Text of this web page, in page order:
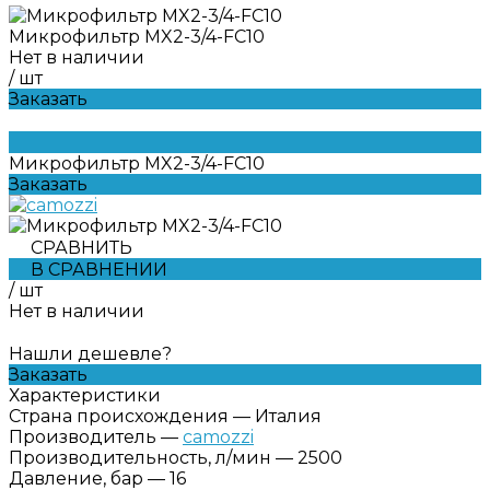
Микрофильтр MX2-3/4-FC10
Нет в наличии
/ шт
Заказать
Микрофильтр MX2-3/4-FC10
Заказать
СРАВНИТЬ
В СРАВНЕНИИ
/ шт
Нет в наличии
Нашли дешевле?
Заказать
Характеристики
Страна происхождения — Италия
Производитель — camozzi
Производительность, л/мин — 2500
Давление, бар — 16